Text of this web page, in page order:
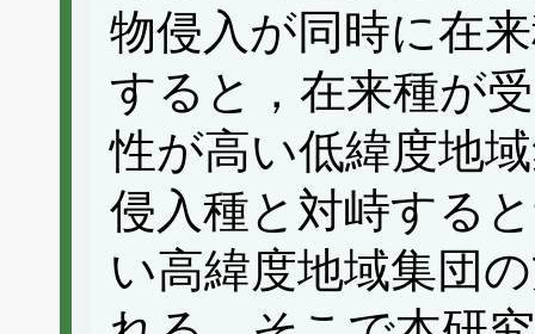
物侵入が同時に在
すると，在来種が
性が高い低緯度地
侵入種と対峙する
い高緯度地域集団